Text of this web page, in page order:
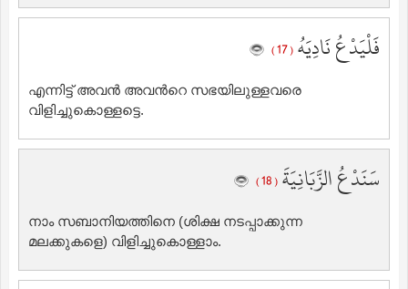
فَلْيَدْعُ نَادِيَهُ ( 17 )
എന്നിട്ട് അവന്‍ അവന്‍റെ സഭയിലുള്ളവരെ
വിളിച്ചുകൊള്ളട്ടെ.
سَنَدْعُ الزَّبَانِيَةَ ( 18 )
നാം സബാനിയത്തിനെ (ശിക്ഷ നടപ്പാക്കുന്ന
മലക്കുകളെ) വിളിച്ചുകൊള്ളാം.